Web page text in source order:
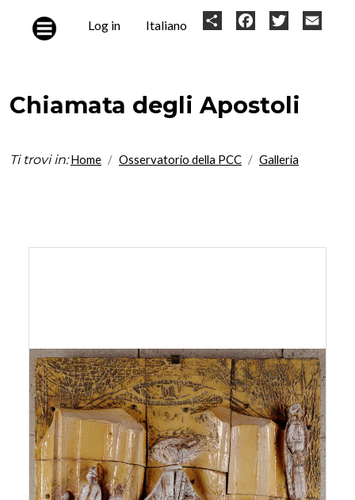
User
Log in Italiano Share FacebookTwitter
Chiamata degli Apostoli
Ti trovi in: Home Osservatorio della PCC Galleria